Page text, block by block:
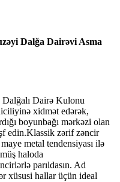
Dalğa Dairəvi Asma
Dairə Kulonu
xidmət edərək,
boyunbağı mərkəzi olan
edin.Klassik zərif zəncir
metal tendensiyası ilə
haloda
parıldasın. Ad
xüsusi hallar üçün ideal